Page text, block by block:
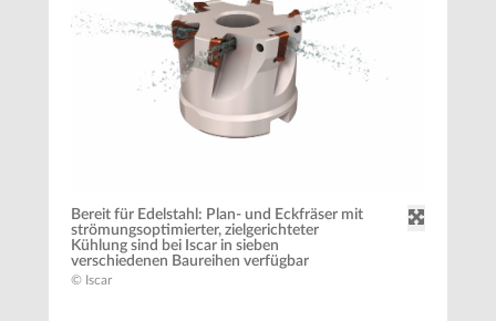
Bereit für Edelstahl: Plan- und Eckfräser mit
strömungsoptimierter, zielgerichteter
Kühlung sind bei Iscar in sieben
verschiedenen Baureihen verfügbar
© Iscar